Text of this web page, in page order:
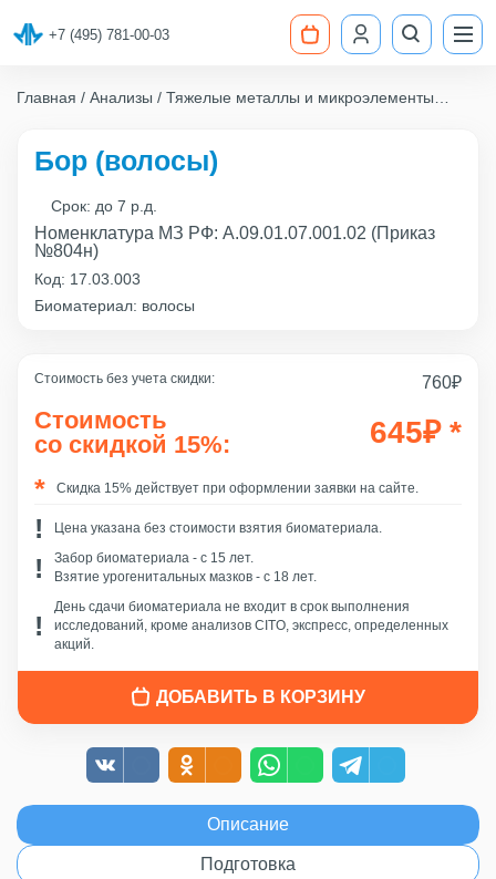
+7 (495) 781-00-03
Главная Анализы
Тяжелые металлы и микроэлементы
Стоимость без учета скидки: 760₽
Стоимость
со скидкой 15%:
645₽ *
Скидка 15% действует при оформлении заявки на сайте.
Цена указана без стоимости взятия биоматериала.
Забор биоматериала - c 15 лет.
Взятие урогенитальных мазков - с 18 лет.
День сдачи биоматериала не входит в срок выполнения
исследований, кроме анализов CITO, экспресс, определенных
акций.
ДОБАВИТЬ В КОРЗИНУ
Бор (волосы)
Срок: до 7 р.д.
Номенклатура МЗ РФ: А.09.01.07.001.02 (Приказ
№804н)
Код: 17.03.003
Биоматериал: волосы
Описание
Подготовка